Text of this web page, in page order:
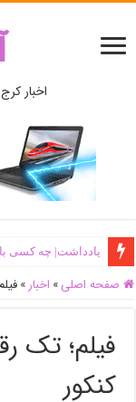
اخبار
یادداشت| ‌چه کسی
صفحه اصلی » اخبار »
فیلم؛ تک
کنکور